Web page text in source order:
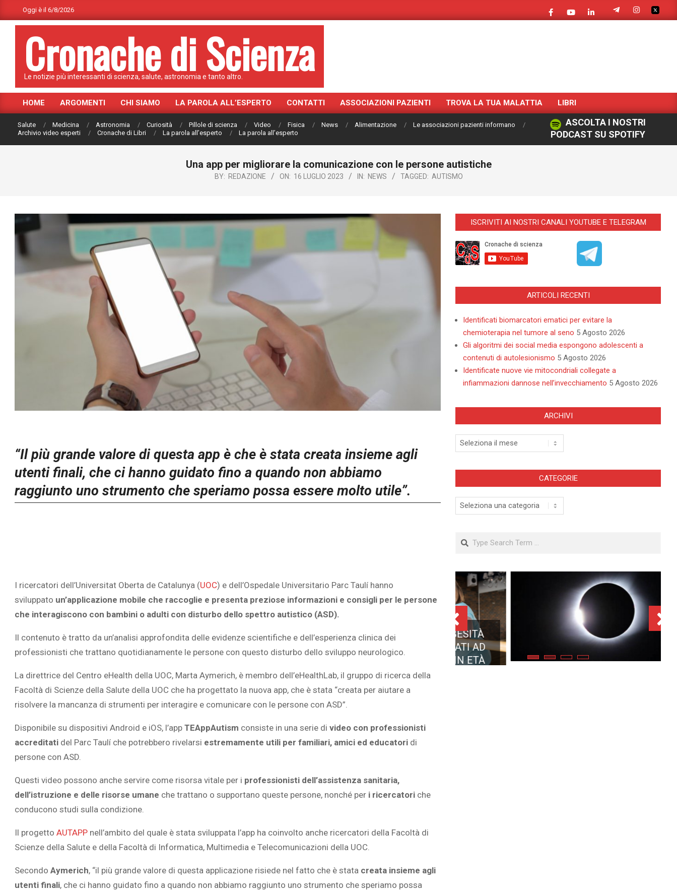
to
Oggi è il 6/8/2026
Cronache di Scienza
Le notizie più interessanti di scienza, salute, astronomia e tanto altro.
Primary
Navigation
Menu
HOME ARGOMENTI CHI SIAMO LA PAROLA ALL’ESPERTO CONTATTI ASSOCIAZIONI PAZIENTI TROVA LA TUA MALATTIA LIBRI
Salute Medicina Astronomia Curiosità Pillole di scienza Video Fisica News Alimentazione
Le associazioni pazienti informano
Archivio video esperti
Cronache di Libri La parola all’esperto La parola all’esperto
ASCOLTA I NOSTRI
PODCAST SU SPOTIFY
Una app per migliorare la comunicazione con le persone autistiche
BY: REDAZIONE ON: 16 LUGLIO 2023 IN: NEWS TAGGED: AUTISMO
“Il più grande valore di questa app è che è stata creata insieme agli
utenti finali, che ci hanno guidato fino a quando non abbiamo
raggiunto uno strumento che speriamo possa essere molto utile”.
I ricercatori dell’Universitat Oberta de Catalunya (UOC) e dell’Ospedale Universitario Parc Taulí hanno
sviluppato un’applicazione mobile che raccoglie e presenta preziose informazioni e consigli per le persone
che interagiscono con bambini o adulti con disturbo dello spettro autistico (ASD).
Il contenuto è tratto da un’analisi approfondita delle evidenze scientifiche e dell’esperienza clinica dei
professionisti che trattano quotidianamente le persone con questo disturbo dello sviluppo neurologico.
La direttrice del Centro eHealth della UOC, Marta Aymerich, è membro dell’eHealthLab, il gruppo di ricerca della
Facoltà di Scienze della Salute della UOC che ha progettato la nuova app, che è stata “creata per aiutare a
risolvere la mancanza di strumenti per interagire e comunicare con le persone con ASD”.
Disponibile su dispositivi Android e iOS, l’app TEAppAutism consiste in una serie di video con professionisti
accreditati del Parc Taulí che potrebbero rivelarsi estremamente utili per familiari, amici ed educatori di
persone con ASD.
Questi video possono anche servire come risorsa vitale per i professionisti dell’assistenza sanitaria,
dell’istruzione e delle risorse umane che trattano o supportano queste persone, nonché per i ricercatori che
conducono studi sulla condizione.
Il progetto AUTAPP nell’ambito del quale è stata sviluppata l’app ha coinvolto anche ricercatori della Facoltà di
Scienze della Salute e della Facoltà di Informatica, Multimedia e Telecomunicazioni della UOC.
Secondo Aymerich, “il più grande valore di questa applicazione risiede nel fatto che è stata creata insieme agli
utenti finali, che ci hanno guidato fino a quando non abbiamo raggiunto uno strumento che speriamo possa
ISCRIVITI AI NOSTRI CANALI YOUTUBE E TELEGRAM
ARTICOLI RECENTI
Identificati biomarcatori ematici per evitare la
chemioterapia nel tumore al seno 5 Agosto 2026
Gli algoritmi dei social media espongono adolescenti a
contenuti di autolesionismo 5 Agosto 2026
Identificate nuove vie mitocondriali collegate a
infiammazioni dannose nell’invecchiamento 5 Agosto 2026
ARCHIVI
Archivi
CATEGORIE
Categorie
Search
L’ATTIVITÀ CEREBRALE
SOVRAPPESO E OBESITÀ
INFANTILE ASSOCIATI AD
ECLISSE TOTALE DEL 12
AGOSTO 2026: DOVE SI
POTRÀ VEDERE